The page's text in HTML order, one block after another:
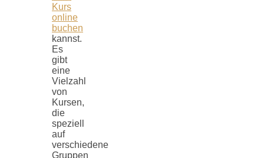
Kurs
online
buchen
kannst.
Es
gibt
eine
Vielzahl
von
Kursen,
die
speziell
auf
verschiedene
Gruppen